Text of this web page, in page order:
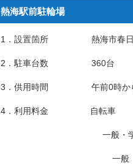
熱海駅前駐輪場
1．設置箇所 熱海市春日
2．駐車台数 360台
3．供用時間 午前0時から
4．利用料金 自転車
一般・学生共通
一般 定期駐車 1カ月